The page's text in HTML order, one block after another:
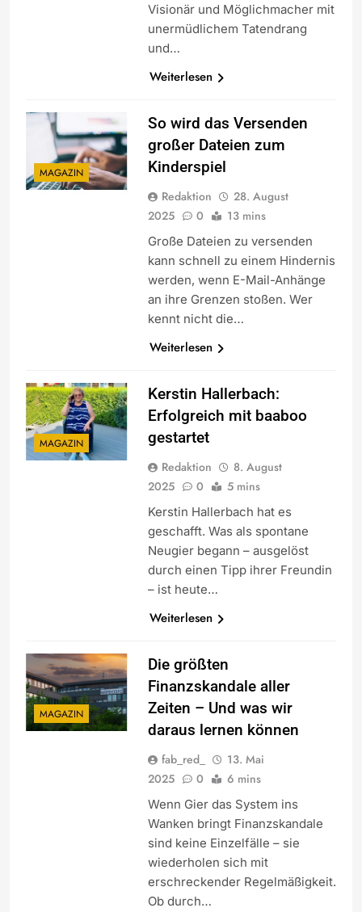
Visionär und Möglichmacher mit
unermüdlichem Tatendrang
und…
Weiterlesen
MAGAZIN
So wird das Versenden
großer Dateien zum
Kinderspiel
Redaktion
28. August
2025
0 13 mins
Große Dateien zu versenden
kann schnell zu einem Hindernis
werden, wenn E-Mail-Anhänge
an ihre Grenzen stoßen. Wer
kennt nicht die…
Weiterlesen
MAGAZIN
Kerstin Hallerbach:
Erfolgreich mit baaboo
gestartet
Redaktion
8. August
2025
0 5 mins
Kerstin Hallerbach hat es
geschafft. Was als spontane
Neugier begann – ausgelöst
durch einen Tipp ihrer Freundin
– ist heute…
Weiterlesen
MAGAZIN
Die größten
Finanzskandale aller
Zeiten – Und was wir
daraus lernen können
fab_red_
13. Mai
2025
0 6 mins
Wenn Gier das System ins
Wanken bringt Finanzskandale
sind keine Einzelfälle – sie
wiederholen sich mit
erschreckender Regelmäßigkeit.
Ob durch…